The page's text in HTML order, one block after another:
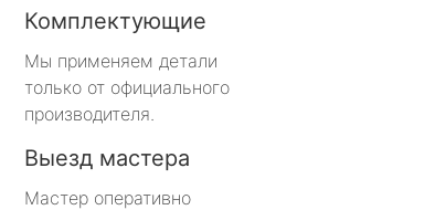
Комплектующие
Мы применяем детали
только от официального
производителя.
Выезд мастера
Мастер оперативно